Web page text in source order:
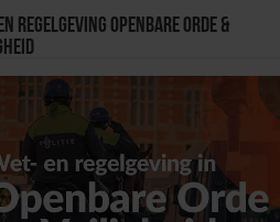
Regelgeving Openbare Orde &